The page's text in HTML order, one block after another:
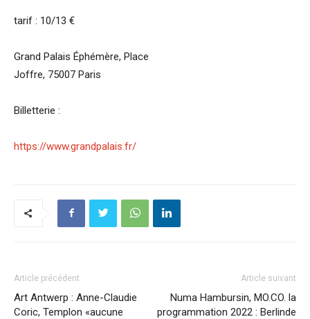
tarif : 10/13 €
Grand Palais Éphémère, Place
Joffre, 75007 Paris
Billetterie :
https://www.grandpalais.fr/
Article précédent
Art Antwerp : Anne-Claudie
Coric, Templon «aucune
Article suivant
Numa Hambursin, MO.CO. la
programmation 2022 : Berlinde